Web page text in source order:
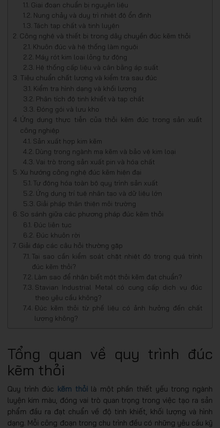
Giai đoạn chuẩn bị nguyên liệu
Nung chảy và duy trì nhiệt độ ổn định
Tách tạp chất và tinh luyện
Công nghệ và thiết bị trong dây chuyền đúc kẽm thỏi
Khuôn đúc và hệ thống làm nguội
Máy rót kim loại lỏng tự động
Hệ thống cấp liệu và cân bằng áp suất
Tiêu chuẩn chất lượng và kiểm tra sau đúc
Kiểm tra hình dạng và khối lượng
Phân tích độ tinh khiết và tạp chất
Đóng gói và lưu kho
Ứng dụng thực tiễn của thỏi kẽm đúc trong sản xuất
công nghiệp
Sản xuất hợp kim kẽm
Dùng trong ngành mạ kẽm và bảo vệ kim loại
Vai trò trong sản xuất pin và hóa chất
Xu hướng công nghệ đúc kẽm hiện đại
Tự động hóa toàn bộ quy trình sản xuất
Ứng dụng trí tuệ nhân tạo và dữ liệu lớn
Giải pháp thân thiện môi trường
So sánh giữa các phương pháp đúc kẽm thỏi
Đúc liên tục
Đúc khuôn rời
Giải đáp các câu hỏi thường gặp
Tại sao cần kiểm soát chặt nhiệt độ trong quá trình
đúc kẽm thỏi?
Làm sao để nhận biết một thỏi kẽm đạt chuẩn?
Stavian Industrial Metal có cung cấp dịch vụ đúc
theo yêu cầu không?
Đúc kẽm thỏi từ phế liệu có ảnh hưởng đến chất
lượng không?
Tổng quan về quy trình đúc
kẽm thỏi
Quy trình đúc kẽm thỏi là một phần thiết yếu trong ngành
luyện kim màu, đóng vai trò quan trọng trong việc tạo ra sản
phẩm đầu ra đạt chuẩn về độ tinh khiết, khối lượng và hình
dạng. Mỗi công đoạn trong chu trình đều có những yêu cầu kỹ